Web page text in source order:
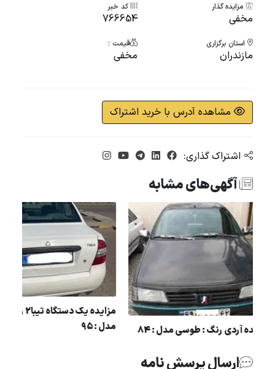
مزایده گذار
مخفی
کد خبر
766654
استان برگزاری
مازندران
قیمت :
مخفی
مشاهده آدرس با خرید اشتراک
اشتراک گذاری:
آگهی‌های مشابه
مدل : 95
مزایده آردی رنگ : طوسی مدل : 84
ارسال پرسش نامه